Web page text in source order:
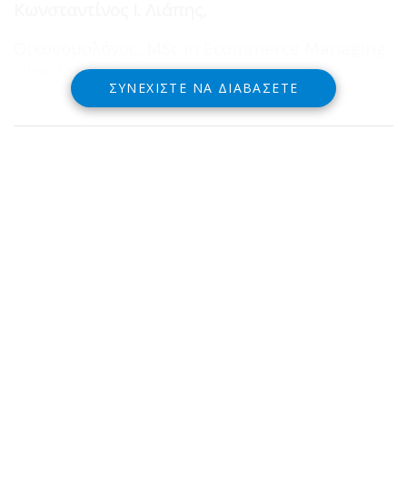
Director
ΣΥΝΕΧΊΣΤΕ ΝΑ ΔΙΑΒΆΣΕΤΕ